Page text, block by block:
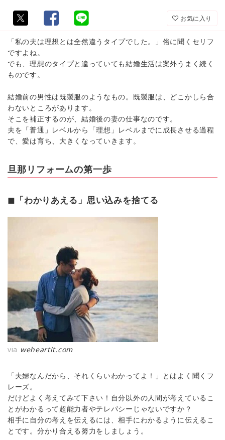
お気に入り
「私の夫は理想とは全然違うタイプでした。」俗に聞くセリフ
ですよね。
でも、理想のタイプと違っていても結婚生活は案外うまく続く
ものです。
結婚前の男性は既製服のようなもの。既製服は、どこかしら合
わないところがあります。
そこを補正するのが、結婚後の妻の仕事なのです。
夫を「普通」レベルから「理想」レベルまでに成長させる過程
で、愛は育ち、大きくなっていきます。
旦那リフォームの第一歩
◼︎「わかりあえる」思い込みを捨てる
via weheartit.com
「夫婦なんだから、それくらいわかってよ！」とはよく聞くフ
レーズ。
だけどよく考えてみて下さい！自分以外の人間が考えているこ
とがわかるって超能力者やテレパシーじゃないですか？
相手に自分の考えを伝えるには、相手にわかるように伝えるこ
とです。分かり合える努力をしましょう。